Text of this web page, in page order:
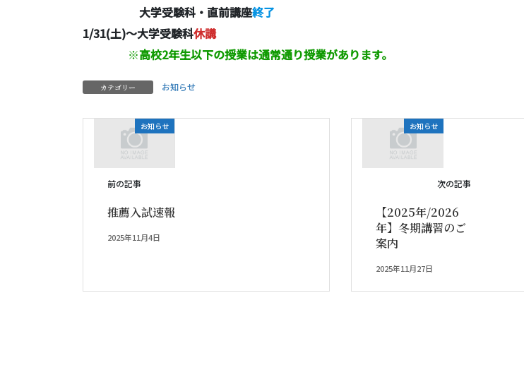
大学受験科・直前講座終了
1/31(土)～大学受験科休講
※高校2年生以下の授業は通常通り授業があります。
カテゴリー お知らせ
お知らせ
前の記事
推薦入試速報
2025年11月4日
お知らせ
次の記事
【2025年/2026
年】冬期講習のご
案内
2025年11月27日